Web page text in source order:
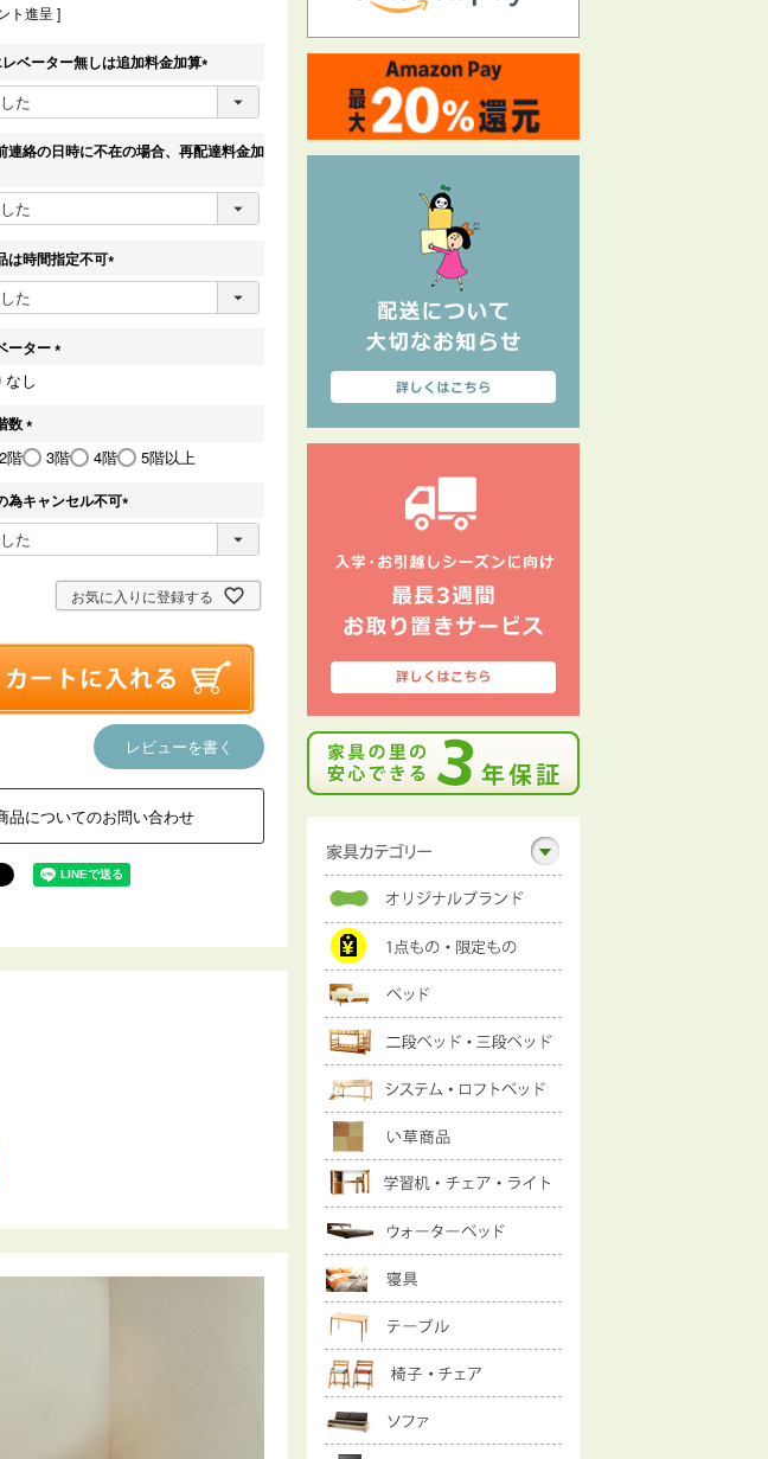
ト進呈 ]
ベーター無しは追加料金加算
(
須
)
連絡の日時に不在の場合、再配達料金加
は時間指定不可
(
須
ーター
なし
数
(
必
)
2階 3階 4階 5階以上
為キャンセル不可
(
須
)
お気に入りに登録する
レビューを書く
品についてのお問い合わせ